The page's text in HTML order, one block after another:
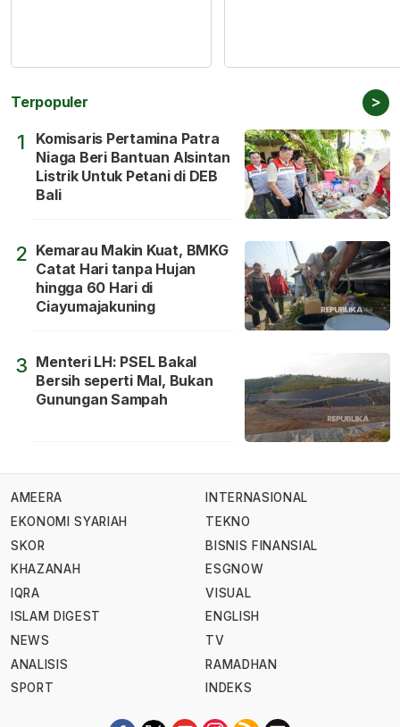
Terpopuler >
1
Komisaris Pertamina Patra
Niaga Beri Bantuan Alsintan
Listrik Untuk Petani di DEB
Bali
2 Kemarau Makin Kuat, BMKG
Catat Hari tanpa Hujan
hingga 60 Hari di
Ciayumajakuning
3 Menteri LH: PSEL Bakal
Bersih seperti Mal, Bukan
Gunungan Sampah
AMEERA
EKONOMI SYARIAH
SKOR
KHAZANAH
IQRA
ISLAM DIGEST
NEWS
ANALISIS
SPORT
INTERNASIONAL
TEKNO
BISNIS FINANSIAL
ESGNOW
VISUAL
ENGLISH
TV
RAMADHAN
INDEKS